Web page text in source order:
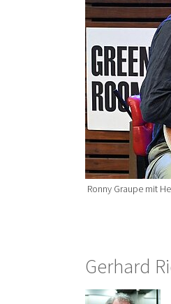
Ronny Graupe mit
Gerhard